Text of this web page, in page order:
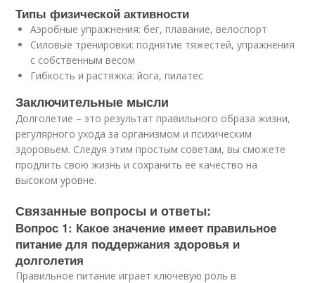
Типы физической активности
Аэробные упражнения: бег, плавание, велоспорт
Силовые тренировки: поднятие тяжестей, упражнения
с собственным весом
Гибкость и растяжка: йога, пилатес
Заключительные мысли
Долголетие – это результат правильного образа жизни,
регулярного ухода за организмом и психическим
здоровьем. Следуя этим простым советам, вы сможете
продлить свою жизнь и сохранить её качество на
высоком уровне.
Связанные вопросы и ответы:
Вопрос 1: Какое значение имеет правильное
питание для поддержания здоровья и
долголетия
Правильное питание играет ключевую роль в